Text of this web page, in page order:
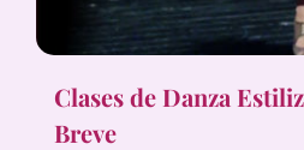
Clases de Danza
Breve